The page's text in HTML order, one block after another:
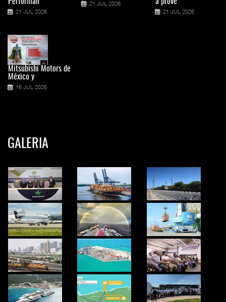
Performan
21 JUL 2026
Mitsubishi Motors de
México y
16 JUL 2026
21 JUL 2026
a prove
21 JUL 2026
GALERIA